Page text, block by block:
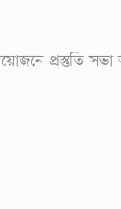
প্রস্তুতি সভা